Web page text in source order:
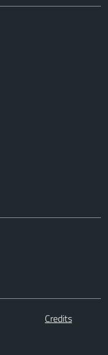
Credits